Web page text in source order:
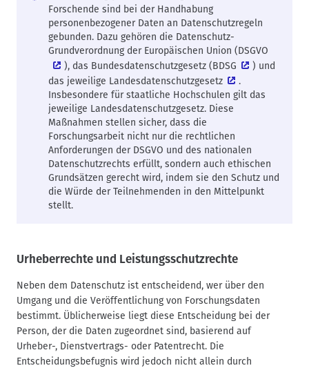
Forschende sind bei der Handhabung
personenbezogener Daten an Datenschutzregeln
gebunden. Dazu gehören die Datenschutz-
Grundverordnung der Europäischen Union (DSGVO
), das Bundesdatenschutzgesetz (BDSG
) und
das jeweilige Landesdatenschutzgesetz
.
Insbesondere für staatliche Hochschulen gilt das
jeweilige Landesdatenschutzgesetz. Diese
Maßnahmen stellen sicher, dass die
Forschungsarbeit nicht nur die rechtlichen
Anforderungen der DSGVO und des nationalen
Datenschutzrechts erfüllt, sondern auch ethischen
Grundsätzen gerecht wird, indem sie den Schutz und
die Würde der Teilnehmenden in den Mittelpunkt
stellt.
Urheberrechte und Leistungsschutzrechte
Neben dem Datenschutz ist entscheidend, wer über den
Umgang und die Veröffentlichung von Forschungsdaten
bestimmt. Üblicherweise liegt diese Entscheidung bei der
Person, der die Daten zugeordnet sind, basierend auf
Urheber-, Dienstvertrags- oder Patentrecht. Die
Entscheidungsbefugnis wird jedoch nicht allein durch